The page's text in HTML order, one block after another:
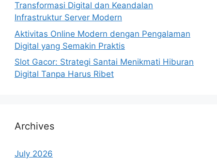
Transformasi Digital dan Keandalan
Infrastruktur Server Modern
Aktivitas Online Modern dengan Pengalaman
Digital yang Semakin Praktis
Slot Gacor: Strategi Santai Menikmati Hiburan
Digital Tanpa Harus Ribet
Archives
July 2026